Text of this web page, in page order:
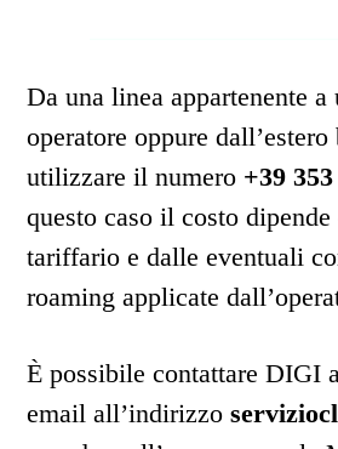
Da una linea appartenente a
operatore oppure dall’estero
utilizzare il numero +39
questo caso il costo
tariffario e dalle eventuali
roaming applicate
È possibile contattare DIGI
email all’indirizzo